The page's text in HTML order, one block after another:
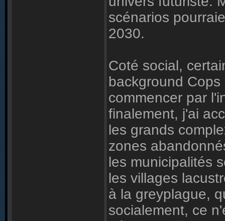
scénarios
2030.
Coté social,
background
commencer par
finalement, j'ai
les grands
zones
les municipalités
les villages
à la greyplague,
socialement, ce